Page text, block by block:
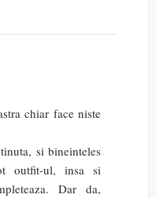
chiar face niste
si bineinteles
outfit-ul, insa si
Dar da,